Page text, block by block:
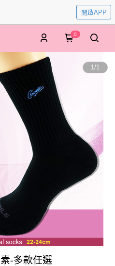
開啟APP
0
1/1
-多款任選